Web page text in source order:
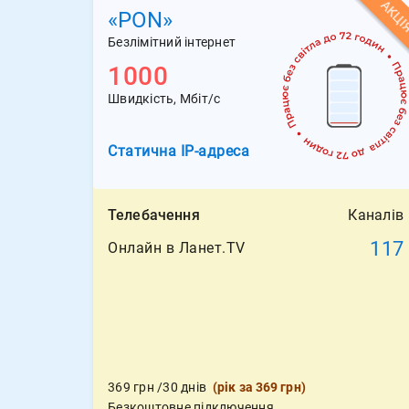
«PON»
Безлімітний інтернет
1000
Швидкість, Мбіт/с
Статична IP-адреса
Телебачення
Каналів
Онлайн в Ланет.TV
117
369 грн /30 днів (рік за 369 грн)